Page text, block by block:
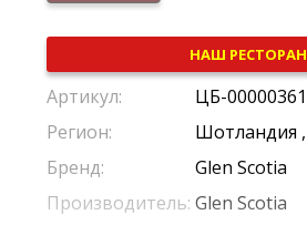
НАШ РЕСТОРАН
Артикул:
ЦБ-00000361
Регион:
Шотландия ,
Бренд:
Glen Scotia
Производитель: Glen Scotia